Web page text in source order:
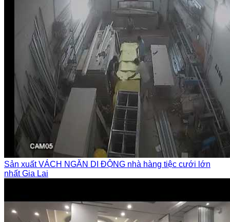
Sản xuất VÁCH NGĂN DI ĐỘNG nhà hàng tiệc cưới lớn
nhất Gia Lai